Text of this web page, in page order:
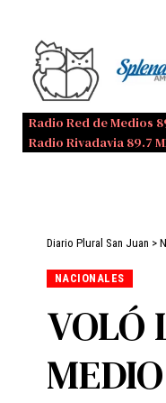
Radio Red de Medios
Radio Rivadavia 89.7
Diario Plural San Juan >
NACIONALES
VOLÓ